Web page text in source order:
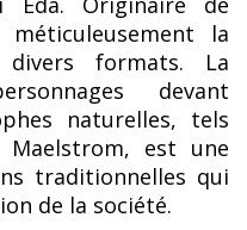
la
formats. La
devant
naturelles, tels
est une
traditionnelles qui
de la société.